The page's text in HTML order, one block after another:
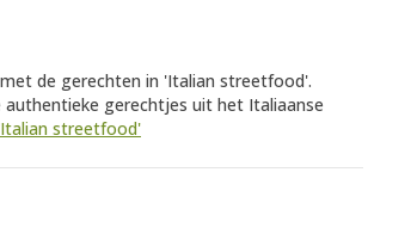
de gerechten in 'Italian streetfood'.
authentieke gerechtjes uit het Italiaanse
streetfood'